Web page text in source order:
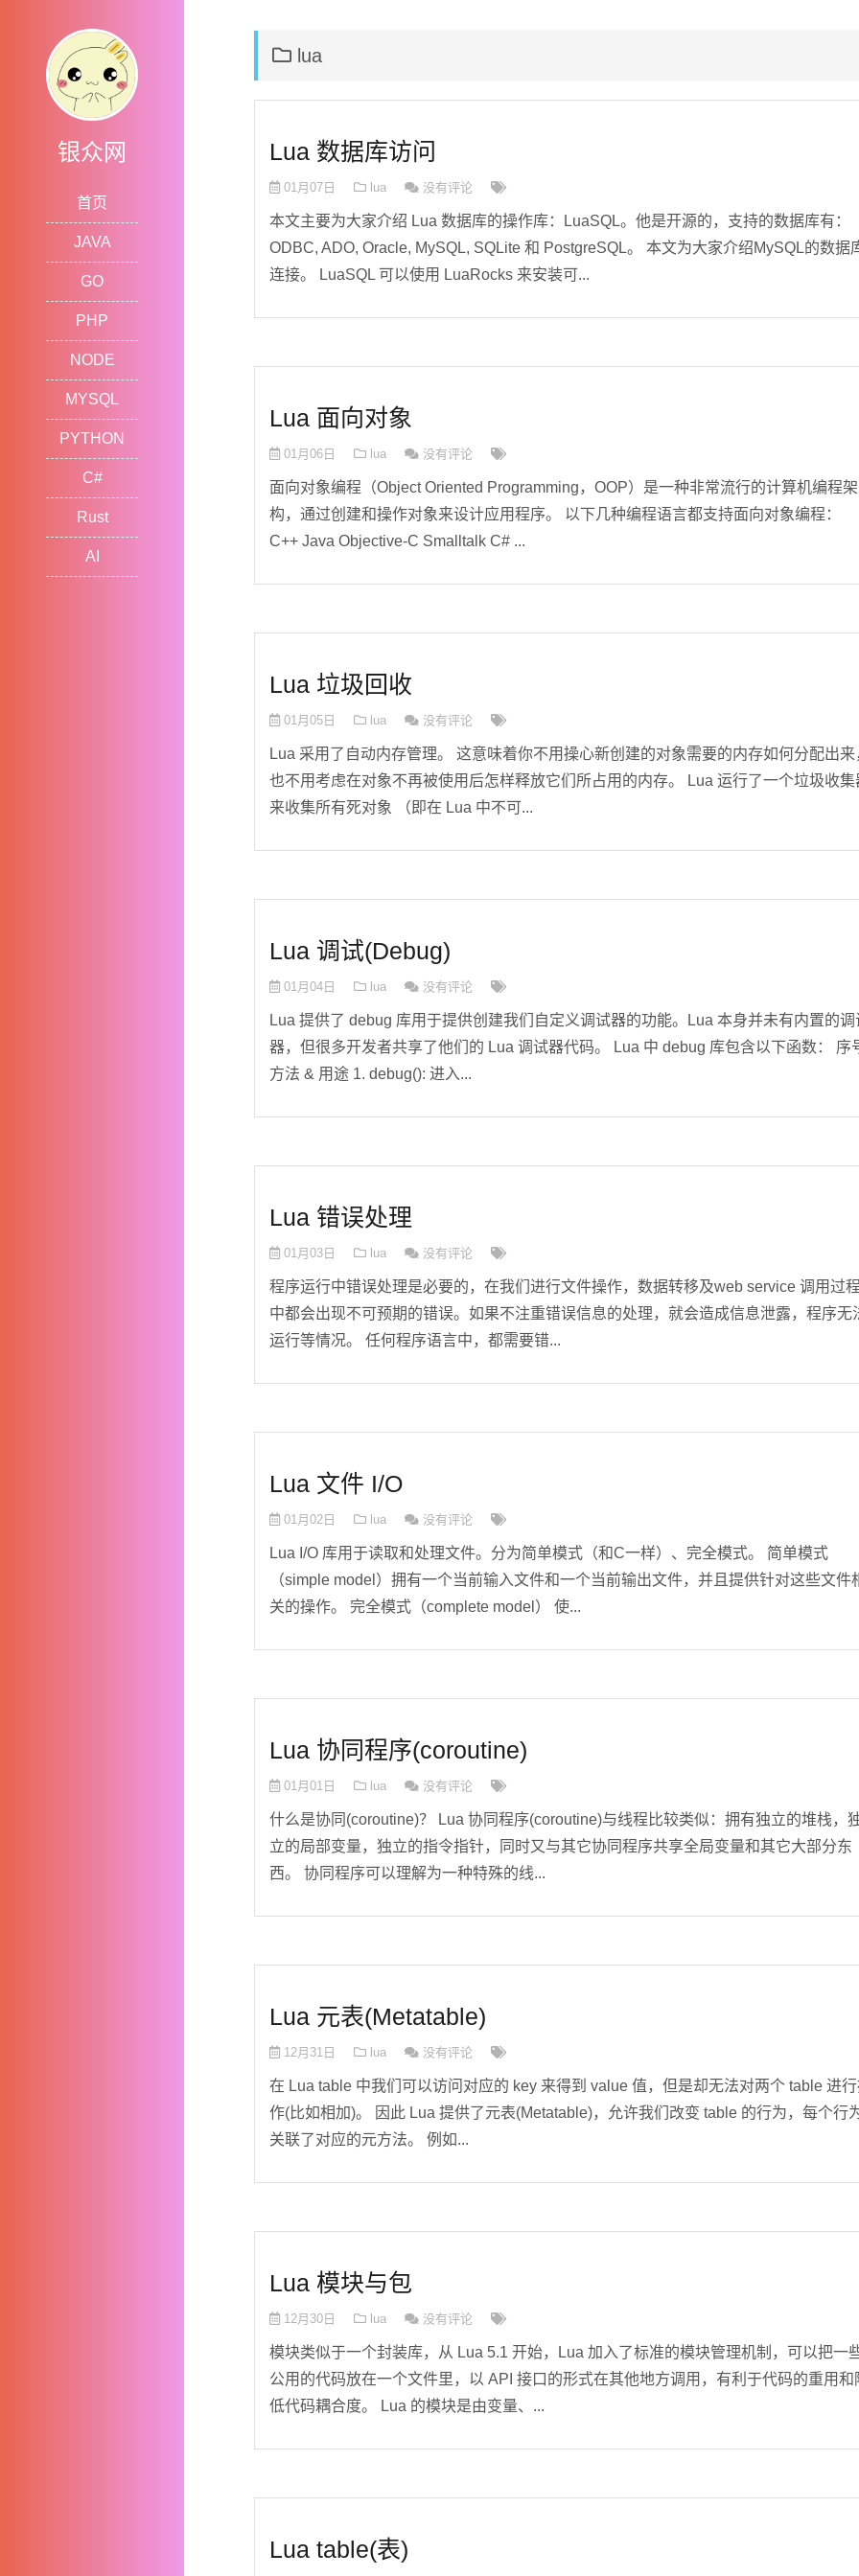
银众网
首页
JAVA
GO
PHP
NODE
MYSQL
PYTHON
C#
Rust
AI
lua
Lua 数据库访问
01月07日 lua 没有评论
本文主要为大家介绍 Lua 数据库的操作库：LuaSQL。他是开源的，支持的数据库有：
ODBC, ADO, Oracle, MySQL, SQLite 和 PostgreSQL。 本文为大家介绍MySQL的数据
连接。 LuaSQL 可以使用 LuaRocks 来安装可...
Lua 面向对象
01月06日 lua 没有评论
面向对象编程（Object Oriented Programming，OOP）是一种非常流行的计算机编程架
构，通过创建和操作对象来设计应用程序。 以下几种编程语言都支持面向对象编程：
C++ Java Objective-C Smalltalk C# ...
Lua 垃圾回收
01月05日 lua 没有评论
Lua 采用了自动内存管理。 这意味着你不用操心新创建的对象需要的内存如何分配出来
也不用考虑在对象不再被使用后怎样释放它们所占用的内存。 Lua 运行了一个垃圾收集
来收集所有死对象 （即在 Lua 中不可...
Lua 调试(Debug)
01月04日 lua 没有评论
Lua 提供了 debug 库用于提供创建我们自定义调试器的功能。Lua 本身并未有内置的调
器，但很多开发者共享了他们的 Lua 调试器代码。 Lua 中 debug 库包含以下函数： 序
方法 & 用途 1. debug(): 进入...
Lua 错误处理
01月03日 lua 没有评论
程序运行中错误处理是必要的，在我们进行文件操作，数据转移及web service 调用过
中都会出现不可预期的错误。如果不注重错误信息的处理，就会造成信息泄露，程序无
运行等情况。 任何程序语言中，都需要错...
Lua 文件 I/O
01月02日 lua 没有评论
Lua I/O 库用于读取和处理文件。分为简单模式（和C一样）、完全模式。 简单模式
（simple model）拥有一个当前输入文件和一个当前输出文件，并且提供针对这些文件
关的操作。 完全模式（complete model） 使...
Lua 协同程序(coroutine)
01月01日 lua 没有评论
什么是协同(coroutine)？ Lua 协同程序(coroutine)与线程比较类似：拥有独立的堆栈，
立的局部变量，独立的指令指针，同时又与其它协同程序共享全局变量和其它大部分东
西。 协同程序可以理解为一种特殊的线...
Lua 元表(Metatable)
12月31日 lua 没有评论
在 Lua table 中我们可以访问对应的 key 来得到 value 值，但是却无法对两个 table 进
作(比如相加)。 因此 Lua 提供了元表(Metatable)，允许我们改变 table 的行为，每个行
关联了对应的元方法。 例如...
Lua 模块与包
12月30日 lua 没有评论
模块类似于一个封装库，从 Lua 5.1 开始，Lua 加入了标准的模块管理机制，可以把一
公用的代码放在一个文件里，以 API 接口的形式在其他地方调用，有利于代码的重用和
低代码耦合度。 Lua 的模块是由变量、...
Lua table(表)